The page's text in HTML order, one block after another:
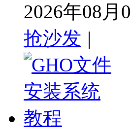
2026年08月
抢沙发 |